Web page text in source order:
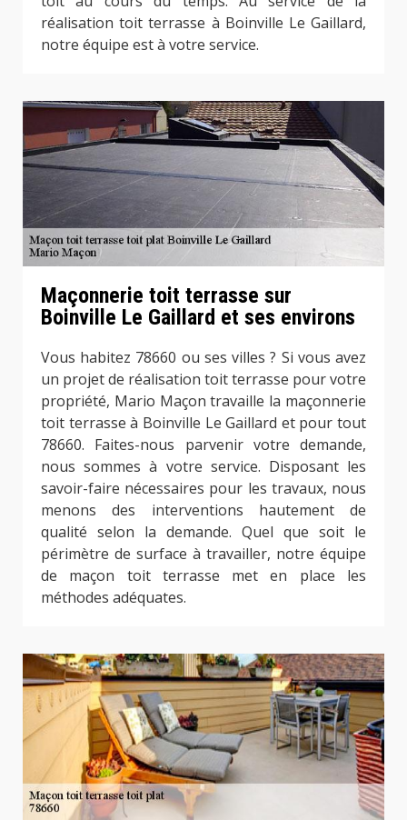
réalisation toit terrasse à Boinville Le Gaillard,
notre équipe est à votre service.
Maçonnerie toit terrasse sur
Boinville Le Gaillard et ses environs
Vous habitez 78660 ou ses villes ? Si vous avez
un projet de réalisation toit terrasse pour votre
propriété, Mario Maçon travaille la maçonnerie
toit terrasse à Boinville Le Gaillard et pour tout
78660. Faites-nous parvenir votre demande,
nous sommes à votre service. Disposant les
savoir-faire nécessaires pour les travaux, nous
menons des interventions hautement de
qualité selon la demande. Quel que soit le
périmètre de surface à travailler, notre équipe
de maçon toit terrasse met en place les
méthodes adéquates.